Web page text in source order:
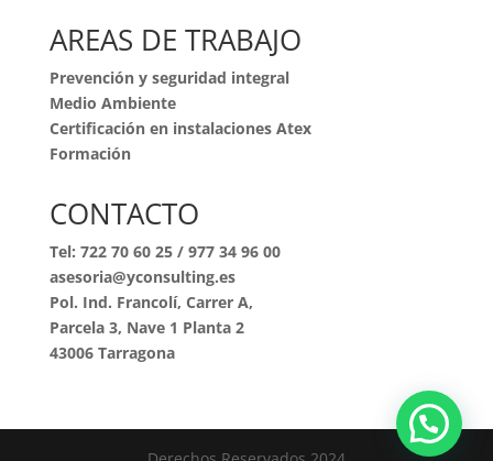
AREAS DE TRABAJO
Prevención y seguridad integral
Medio Ambiente
Certificación en instalaciones Atex
Formación
CONTACTO
Tel: 722 70 60 25/ 977 34 96 00
asesoria@yconsulting.es
Pol. Ind. Francolí, Carrer A,
Parcela 3, Nave 1 Planta 2
43006 Tarragona